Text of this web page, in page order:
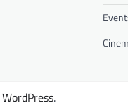
WordPress.